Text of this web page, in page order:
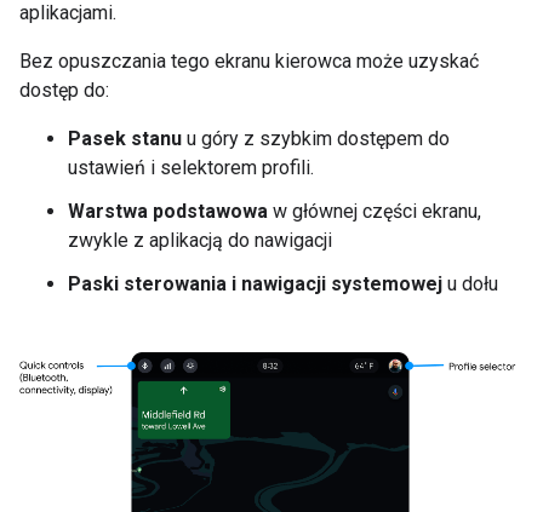
aplikacjami.
Bez opuszczania tego ekranu kierowca może uzyskać
dostęp do:
Pasek stanu u góry z szybkim dostępem do
ustawień i selektorem profili.
Warstwa podstawowa w głównej części ekranu,
zwykle z aplikacją do nawigacji
Paski sterowania i nawigacji systemowej u dołu